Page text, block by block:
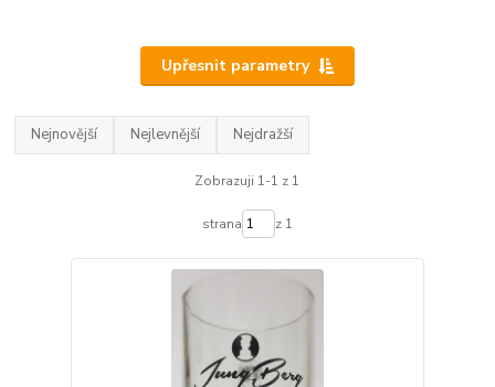
Upřesnit parametry
Nejnovější Nejlevnější Nejdražší
Zobrazuji 1-1 z 1
strana z 1